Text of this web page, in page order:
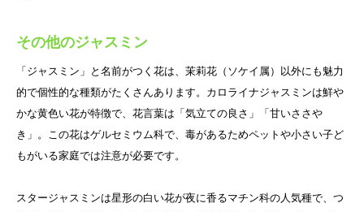
その他のジャスミン
「ジャスミン」と名前がつく花は、茉莉花（ソケイ属）以外にも魅力
的で個性的な種類がたくさんあります。カロライナジャスミンは鮮や
かな黄色い花が特徴で、花言葉は「気立ての良さ」「甘いささや
き」。この花はゲルセミウム科で、毒があるためペットや小さい子ど
もがいる家庭では注意が必要です。
スタージャスミンは星形の白い花が夜に香るマチン科の人気種で、つ